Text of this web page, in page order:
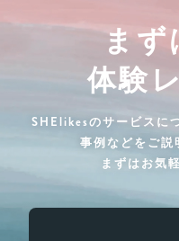
まず
体験
SHElikesのサービスに
事例などをご説
まずはお気